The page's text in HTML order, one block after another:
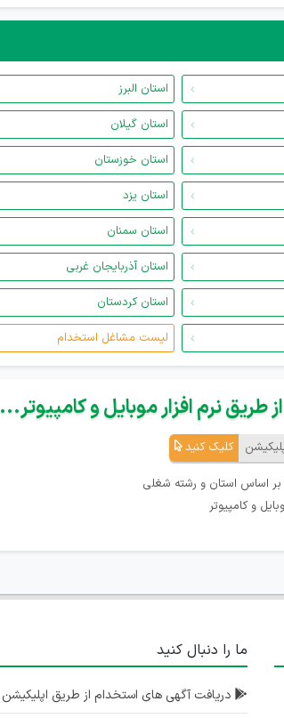
استان البرز
استان گیلان
استان خوزستان
استان یزد
استان سمنان
استان آذربایجان غربی
استان کردستان
لیست مشاغل استخدام
طریق نرم افزار موبایل و کامپیوتر...
کلیک کنید
بر اساس استان و رشته شغلی
و کامپیوتر
ما را دنبال کنید
دریافت آگهی های استخدام از طریق اپلیکیشن